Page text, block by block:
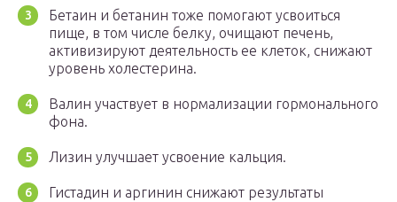
Бетаин и бетанин тоже помогают усвоиться
пище, в том числе белку, очищают печень,
активизируют деятельность ее клеток, снижают
уровень холестерина.
Валин участвует в нормализации гормонального
фона.
Лизин улучшает усвоение кальция.
Гистадин и аргинин снижают результаты